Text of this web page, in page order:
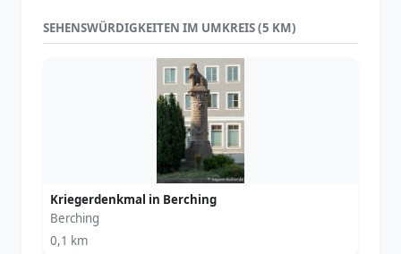
SEHENSWÜRDIGKEITEN IM UMKREIS (5 KM)
Kriegerdenkmal in Berching
Berching
0,1 km